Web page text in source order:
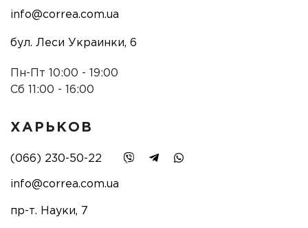
info@correa.com.ua
бул. Леси Украинки, 6
Пн-Пт 10:00 - 19:00
Сб 11:00 - 16:00
ХАРЬКОВ
(066) 230-50-22
info@correa.com.ua
пр-т. Науки, 7